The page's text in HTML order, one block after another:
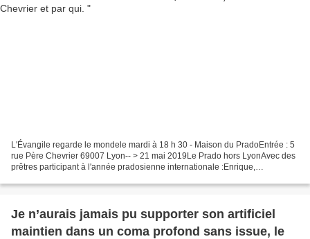
L'Évangile regarde le mondele mardi à 18 h 30 - Maison du PradoEntrée : 5
rue Père Chevrier 69007 Lyon-- > 21 mai 2019Le Prado hors LyonAvec des
prêtres participant à l'année pradosienne internationale :Enrique,
Je n’aurais jamais pu supporter son artificiel
maintien dans un coma profond sans issue, le